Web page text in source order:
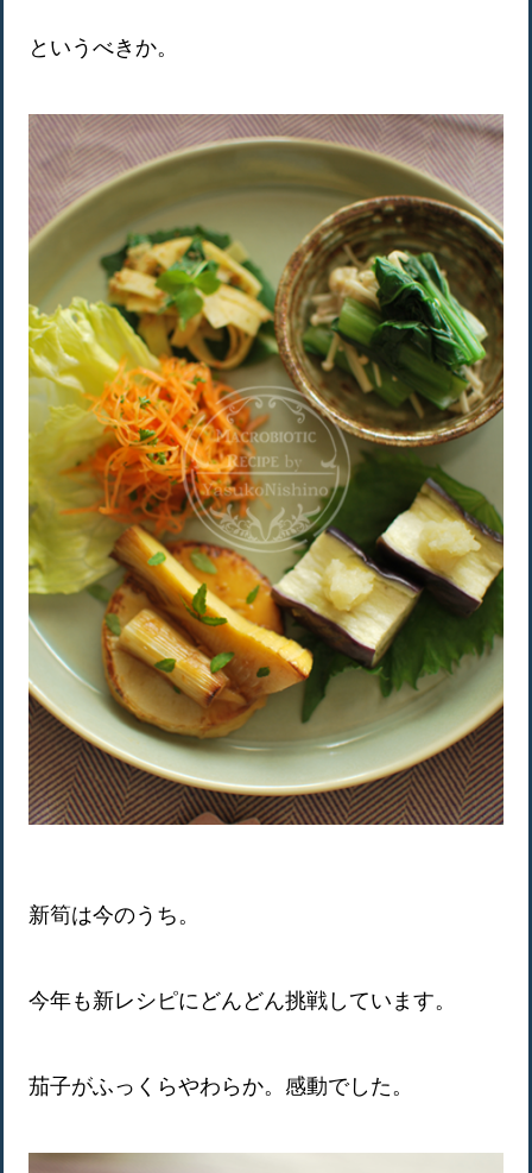
というべきか。
新筍は今のうち。
今年も新レシピにどんどん挑戦しています。
茄子がふっくらやわらか。感動でした。